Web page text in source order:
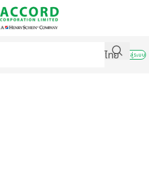
ไทย
เข้าสู่ระบบ